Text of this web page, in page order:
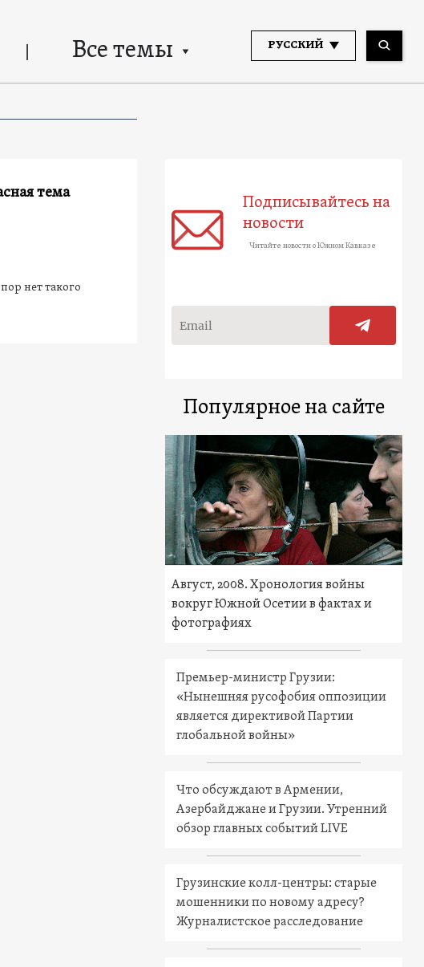
Все темы РУССКИЙ
тема
нет такого
Подписывайтесь на
новости
Читайте новости о Южном Кавказе
Популярное на сайте
Август, 2008. Хронология войны
вокруг Южной Осетии в фактах и
фотографиях
Премьер-министр Грузии:
«Нынешняя русофобия оппозиции
является директивой Партии
глобальной войны»
Что обсуждают в Армении,
Азербайджане и Грузии. Утренний
обзор главных событий LIVE
Грузинские колл-центры: старые
мошенники по новому адресу?
Журналистское расследование